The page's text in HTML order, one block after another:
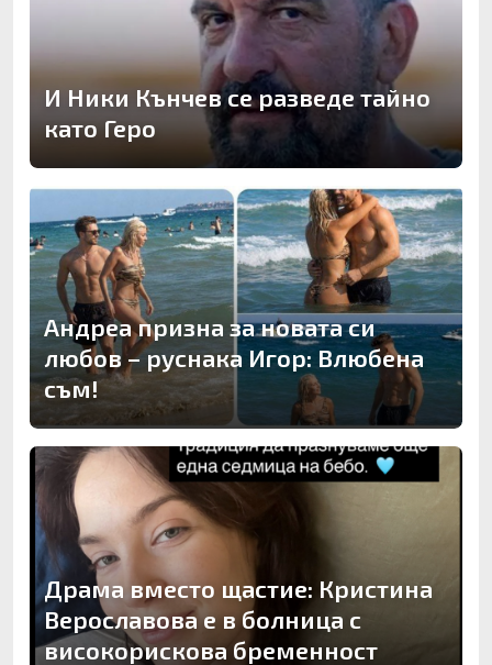
И Ники Кънчев се разведе тайно
като Геро
Андреа призна за новата си
любов – руснака Игор: Влюбена
съм!
Драма вместо щастие: Кристина
Верославова е в болница с
високорискова бременност